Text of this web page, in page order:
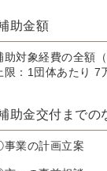
助金額
助対象経費の全額（
限：1団体あたり 7
助金交付までの
業の計画立案